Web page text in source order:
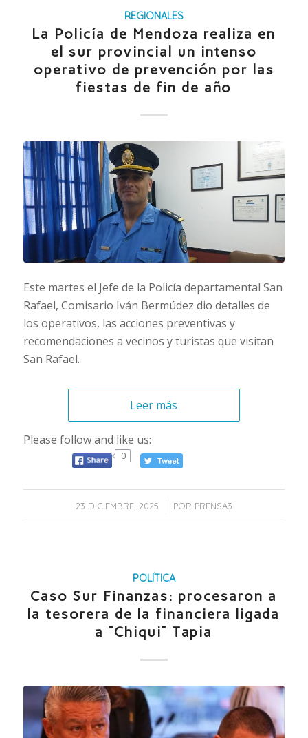
REGIONALES
La Policía de Mendoza realiza en
el sur provincial un intenso
operativo de prevención por las
fiestas de fin de año
Este martes el Jefe de la Policía departamental San
Rafael, Comisario Iván Bermúdez dio detalles de
los operativos, las acciones preventivas y
recomendaciones a vecinos y turistas que visitan
San Rafael.
Leer más
Please follow and like us:
0
23 DICIEMBRE, 2025
/ POR PRENSA3
POLÍTICA
Caso Sur Finanzas: procesaron a
la tesorera de la financiera ligada
a “Chiqui” Tapia